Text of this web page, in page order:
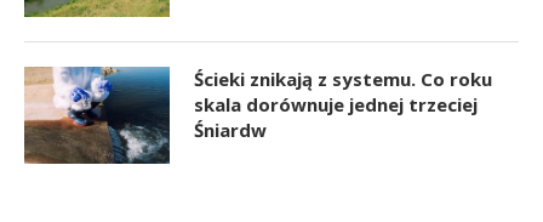
Ścieki znikają z systemu. Co roku
skala dorównuje jednej trzeciej
Śniardw